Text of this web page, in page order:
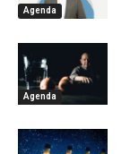
Agenda
Agenda